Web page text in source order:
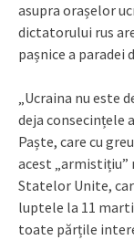
asupra orașelor
dictatorului rus
pașnice a paradei
„Ucraina nu este
deja consecințele
Paște, care cu
acest „armistițiu”
Statelor Unite,
luptele la 11
toate părțile